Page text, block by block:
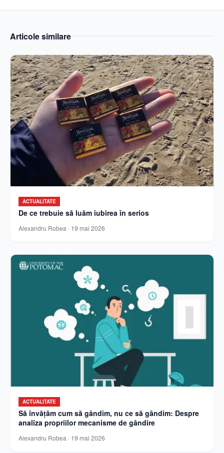
Articole similare
ACTUALITATE
De ce trebuie să luăm iubirea în serios
Alexandru Robea · 19 mai 2026
ACTUALITATE
Să învățăm cum să gândim, nu ce să gândim: Despre
analiza propriilor mecanisme de gândire
Alexandru Robea · 19 mai 2026